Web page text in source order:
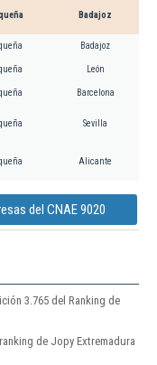
Badajoz
Badajoz
León
Barcelona
Sevilla
Alicante
del CNAE 9020
3.765 del Ranking de
de Jopy Extremadura